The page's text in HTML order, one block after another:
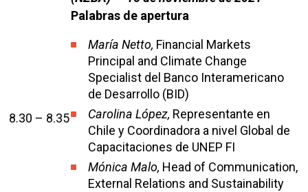
8.30 – 8.35
Palabras de apertura
María Netto, Financial Markets
Principal and Climate Change
Specialist del Banco Interamericano
de Desarrollo (BID)
Carolina López, Representante en
Chile y Coordinadora a nivel Global de
Capacitaciones de UNEP FI
Mónica Malo, Head of Communication,
External Relations and Sustainability